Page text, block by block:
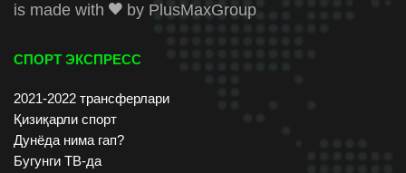
is made with
by PlusMaxGroup
СПОРТ ЭКСПРЕСС
2021-2022 трансферлари
Қизиқарли спорт
Дунёда нима гап?
Бугунги ТВ-да